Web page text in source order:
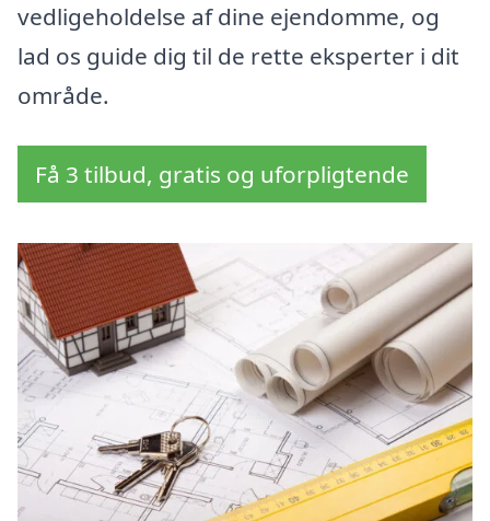
vedligeholdelse af dine ejendomme, og
lad os guide dig til de rette eksperter i dit
område.
Få 3 tilbud, gratis og uforpligtende